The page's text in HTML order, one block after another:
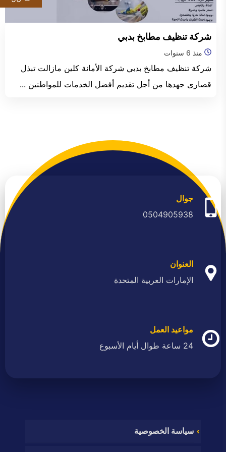
الفجيرة
شركة تنظيف مطابخ بدبي
منذ 6 سنوات
شركة تنظيف مطابخ بدبي شركة الأمانة كلين مازالت تبذل
قصارى جهدها من أجل تقديم أفضل الخدمات للمواطنين ...
جوال
0504905938
العنوان
الإمارات العربية المتحدة
مواعيد العمل
24 ساعة طوال أيام الأسبوع
سياسة الخصوصية